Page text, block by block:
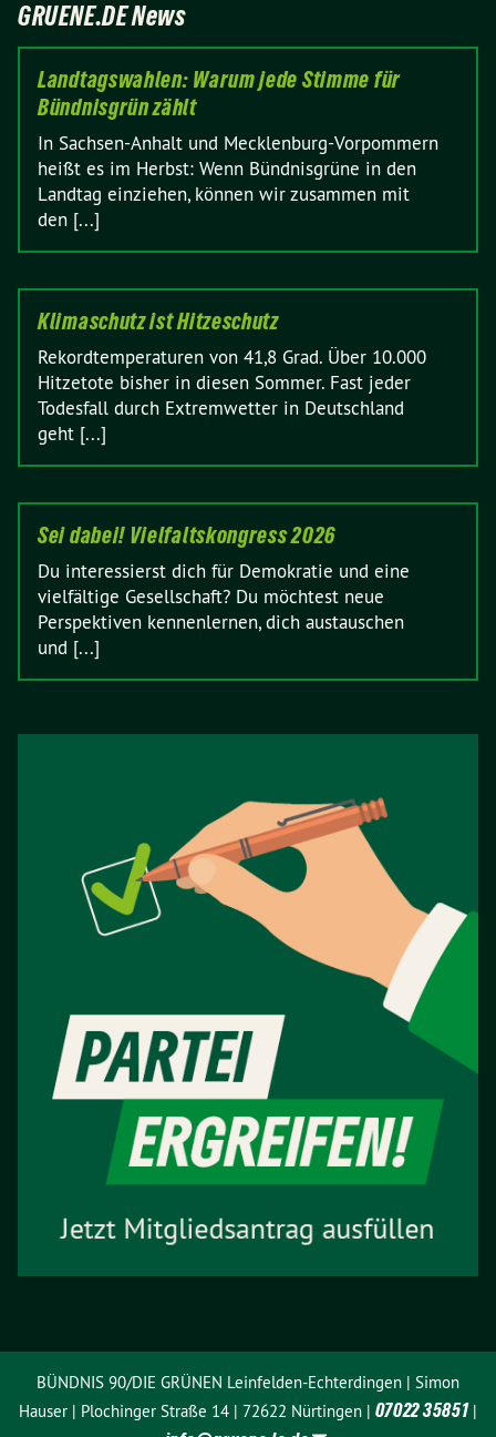
GRUENE.DE News
Landtagswahlen: Warum jede Stimme für
Bündnisgrün zählt
In Sachsen-Anhalt und Mecklenburg-Vorpommern
heißt es im Herbst: Wenn Bündnisgrüne in den
Landtag einziehen, können wir zusammen mit
den [...]
Klimaschutz ist Hitzeschutz
Rekordtemperaturen von 41,8 Grad. Über 10.000
Hitzetote bisher in diesen Sommer. Fast jeder
Todesfall durch Extremwetter in Deutschland
geht [...]
Sei dabei! Vielfaltskongress 2026
Du interessierst dich für Demokratie und eine
vielfältige Gesellschaft? Du möchtest neue
Perspektiven kennenlernen, dich austauschen
und [...]
BÜNDNIS 90/DIE GRÜNEN Leinfelden-Echterdingen | Simon
Hauser | Plochinger Straße 14 | 72622 Nürtingen | 07022 35851|